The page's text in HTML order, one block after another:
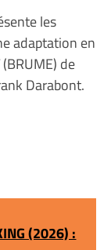
les
adaptation en
de
Darabont.
(2026) :